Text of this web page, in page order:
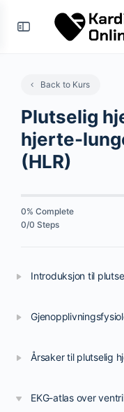
Back to Kurs
Plutselig
hjerte-
(HLR)
0% Complete
0/0 Steps